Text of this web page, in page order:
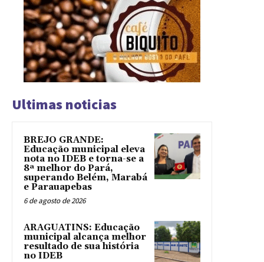
Ultimas noticias
BREJO GRANDE:
Educação municipal eleva
nota no IDEB e torna-se a
8ª melhor do Pará,
superando Belém, Marabá
e Parauapebas
6 de agosto de 2026
ARAGUATINS: Educação
municipal alcança melhor
resultado de sua história
no IDEB